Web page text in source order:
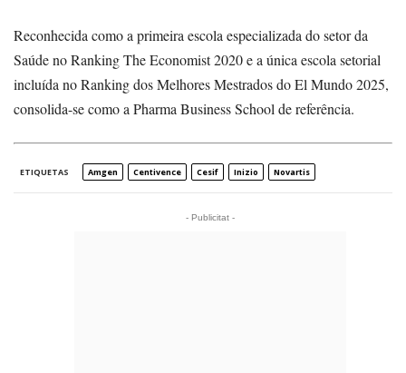
Reconhecida como a primeira escola especializada do setor da
Saúde no Ranking The Economist 2020 e a única escola setorial
incluída no Ranking dos Melhores Mestrados do El Mundo 2025,
consolida-se como a Pharma Business School de referência.
ETIQUETAS Amgen Centivence Cesif Inizio Novartis
- Publicitat -